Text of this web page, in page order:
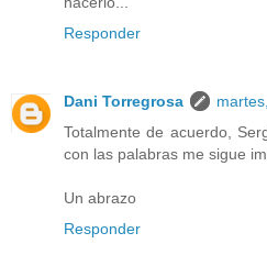
Responder
Dani Torregrosa
Totalmente de acuerdo,
con las palabras me sigue
Un abrazo
Responder